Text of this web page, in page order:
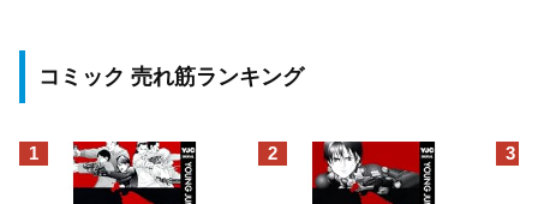
コミック 売れ筋ランキング
1 2 3